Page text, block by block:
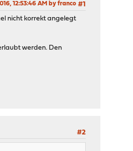
#1
12:53:46 AM by franco
nicht korrekt angelegt
werden. Den
#2